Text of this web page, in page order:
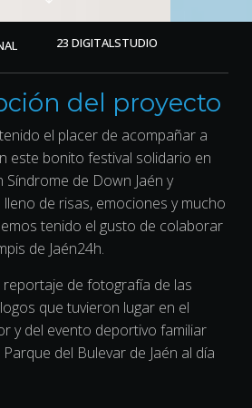
23 DIGITALSTUDIO
del proyecto
el placer de acompañar a
este bonito festival solidario en
de Down Jaén y
lleno de risas, emociones y mucho
tenido el gusto de colaborar
de Jaén24h.
de fotografía de las
que tuvieron lugar en el
y del evento deportivo familiar
del Bulevar de Jaén al día